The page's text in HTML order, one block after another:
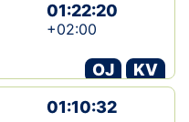
01:22:20
+02:00
OJ
KV
01:10:32